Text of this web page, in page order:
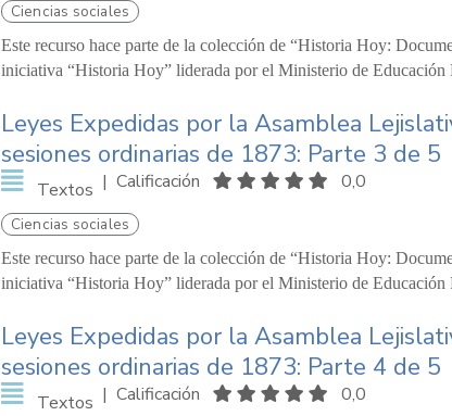
Ciencias sociales
Este recurso hace parte de la colección de “Historia Hoy:
iniciativa “Historia Hoy” liderada por el Ministerio de
Leyes Expedidas por la Asamblea
sesiones ordinarias de 1873: Parte 3 de 5
Textos | Calificación 0,0
Ciencias sociales
Este recurso hace parte de la colección de “Historia Hoy:
iniciativa “Historia Hoy” liderada por el Ministerio de
Leyes Expedidas por la Asamblea
sesiones ordinarias de 1873: Parte 4 de 5
Textos | Calificación 0,0